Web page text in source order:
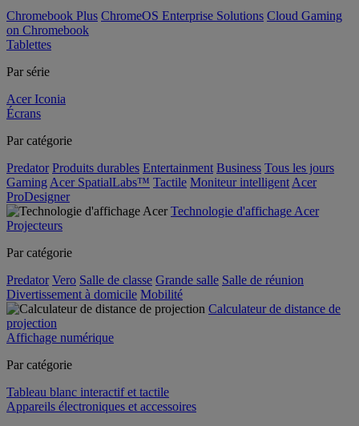
Chromebook Plus ChromeOS Enterprise Solutions Cloud Gaming
on Chromebook
Tablettes
Par série
Acer Iconia
Écrans
Par catégorie
Predator Produits durables Entertainment Business Tous les jours
Gaming Acer SpatialLabs™ Tactile Moniteur intelligent Acer
ProDesigner
Technologie d'affichage Acer
Projecteurs
Par catégorie
Predator Vero Salle de classe Grande salle Salle de réunion
Divertissement à domicile Mobilité
Calculateur de distance de
projection
Affichage numérique
Par catégorie
Tableau blanc interactif et tactile
Appareils électroniques et accessoires